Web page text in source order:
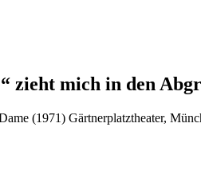
zieht mich in den